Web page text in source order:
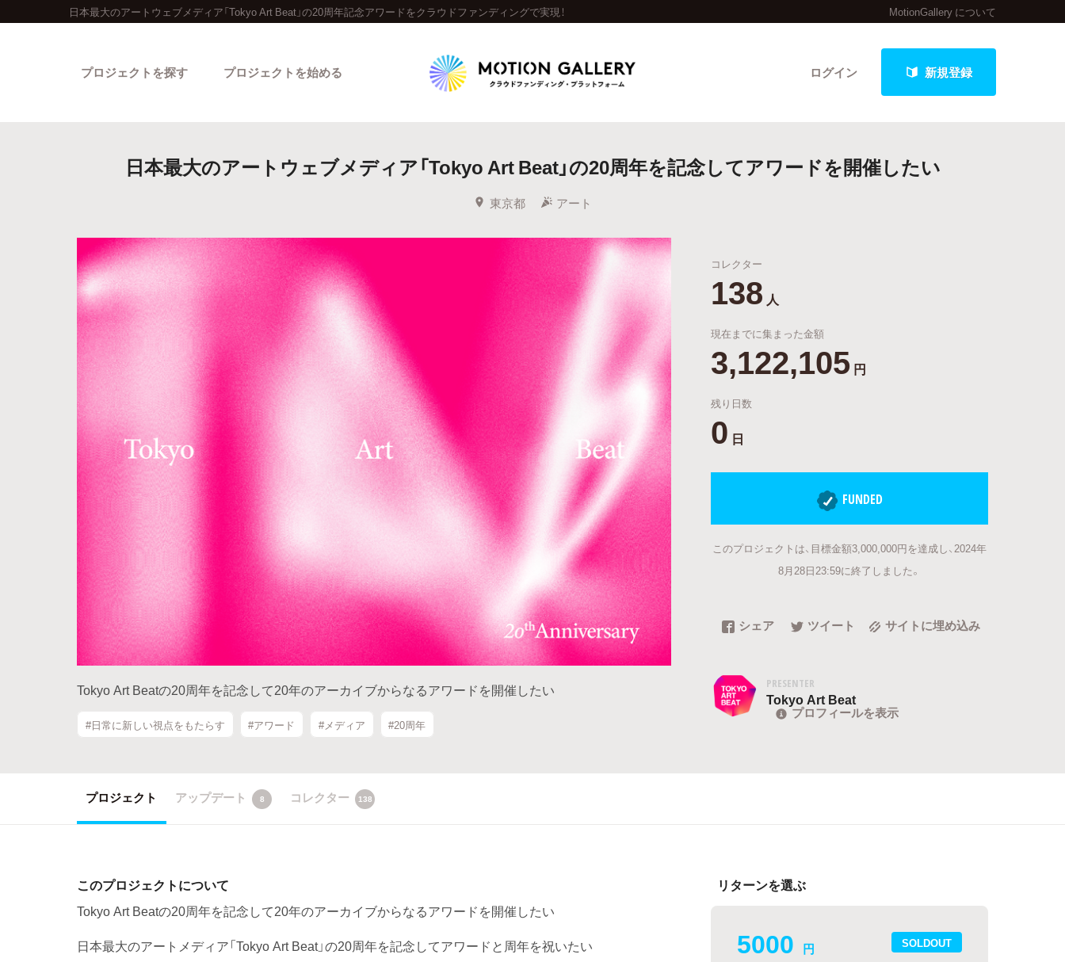
日本最大のアートウェブメディア「Tokyo Art Beat」の20周年記念アワードをクラウドファンディングで実現！ MotionGallery について
ログイン 新規登録
プロジェクトを探す
人気のプロジェクト 新着プロジェクト 終了間近のプロジェクト
Feature
カテゴリーから探す キュレーターから探す 特集から探す 最新進捗報告から探す
Legendary
最新達成プロジェクト 調達額が大きいプロジェクト
プロジェクトを始める
日本最大のアートウェブメディア「Tokyo Art Beat」の20周年を記念してアワードを開催したい
東京都 アート
Tokyo Art Beatの20周年を記念して20年のアーカイブからなるアワードを開催したい
#日常に新しい視点をもたらす #アワード #メディア #20周年
コレクター
138 人
現在までに集まった金額
3,122,105 円
残り日数
0 日
FUNDED
このプロジェクトは、目標金額3,000,000円を達成し、2024年
8月28日23:59に終了しました。
シェア ツイート サイトに埋め込み
PRESENTER
Tokyo Art Beat
プロフィールを表示
プロジェクト アップデート 8 コレクター 138
このプロジェクトについて
Tokyo Art Beatの20周年を記念して20年のアーカイブからなるアワードを開催したい
日本最大のアートメディア「Tokyo Art Beat」の20周年を記念してアワードと周年を祝いたい
リターンを選ぶ
SOLDOUT
5000 円